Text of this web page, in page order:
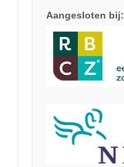
Aangesloten bij: